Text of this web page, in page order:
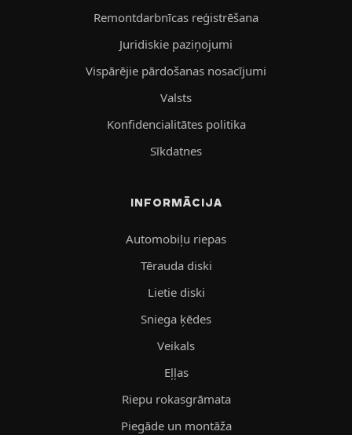
Remontdarbnīcas reģistrēšana
Juridiskie paziņojumi
Vispārējie pārdošanas nosacījumi
Valsts
Konfidencialitātes politika
Sīkdatnes
INFORMĀCIJA
Automobiļu riepas
Tērauda diski
Lietie diski
Sniega ķēdes
Veikals
Eļļas
Riepu rokasgrāmata
Piegāde un montāža